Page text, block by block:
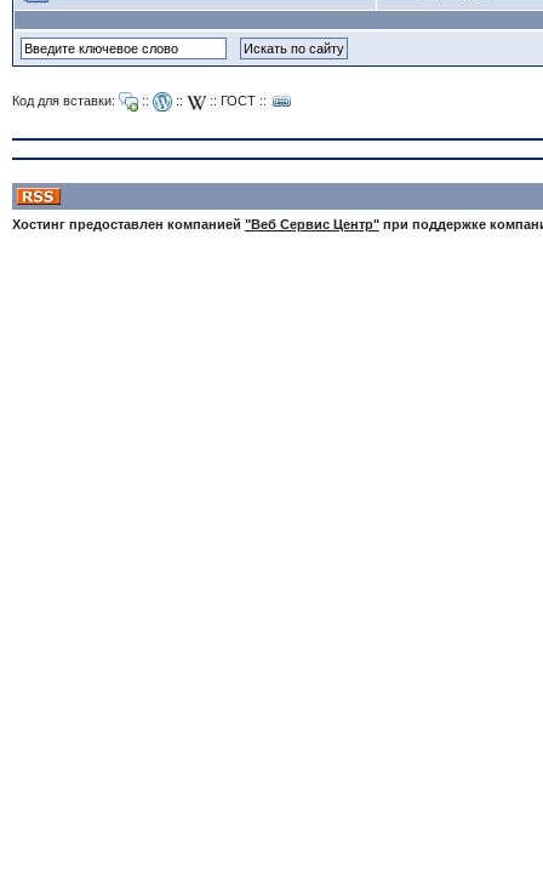
Код для вставки: :: :: :: ГОСТ::
Хостинг предоставлен компанией "Веб Сервис Центр"при поддержке